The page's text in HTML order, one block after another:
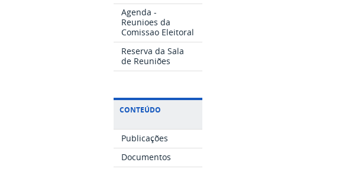
Agenda -
Reunioes da
Comissao Eleitoral
Reserva da Sala
de Reuniões
CONTEÚDO
Publicações
Documentos